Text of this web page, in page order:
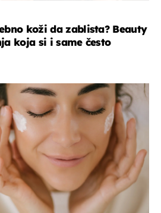
koži da zablista? Beauty
koja si i same često